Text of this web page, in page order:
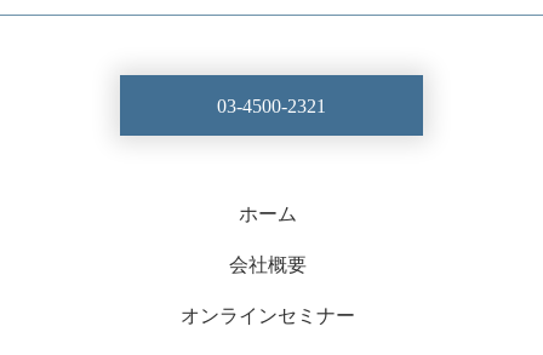
03-4500-2321
ホーム
会社概要
オンラインセミナー